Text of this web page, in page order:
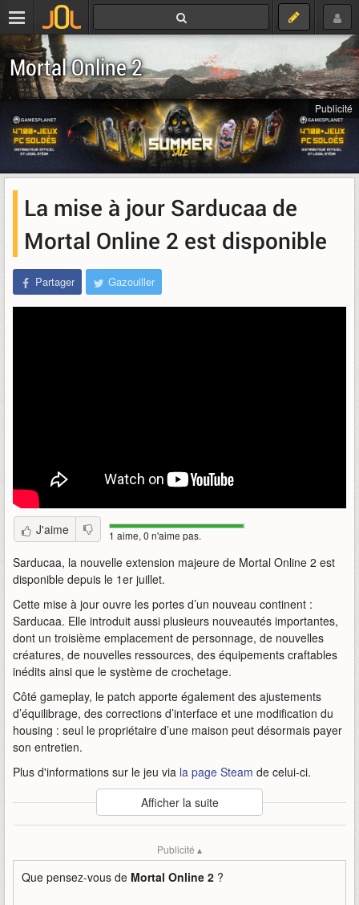
Mortal Online 2
Publicité
La mise à jour Sarducaa de
Mortal Online 2 est disponible
Partager Gazouiller
J'aime 1 aime, 0 n'aime pas.
Sarducaa, la nouvelle extension majeure de Mortal Online 2 est
disponible depuis le 1er juillet.
Cette mise à jour ouvre les portes d’un nouveau continent :
Sarducaa. Elle introduit aussi plusieurs nouveautés importantes,
dont un troisième emplacement de personnage, de nouvelles
créatures, de nouvelles ressources, des équipements craftables
inédits ainsi que le système de crochetage.
Côté gameplay, le patch apporte également des ajustements
d’équilibrage, des corrections d’interface et une modification du
housing : seul le propriétaire d’une maison peut désormais payer
son entretien.
Plus d'informations sur le jeu via la page Steam de celui-ci.
Auteur
Star Vault AB
: Andy
mortal-online-ii-mortal-online-2
sarducaa
star-vault-ab
Afficher la suite
Publicité ▴
Que pensez-vous de Mortal Online 2 ?